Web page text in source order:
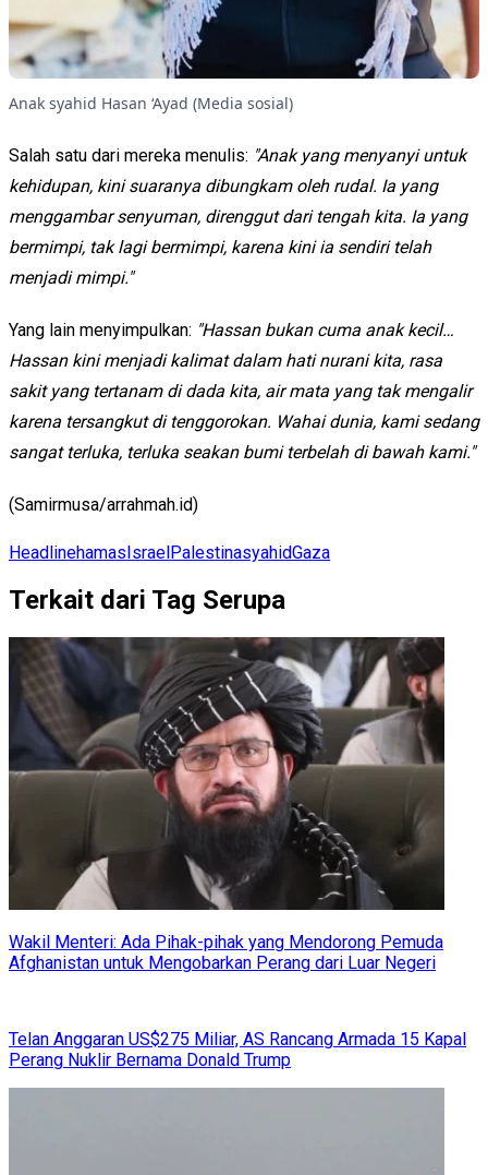
Anak syahid Hasan ‘Ayad (Media sosial)
Salah satu dari mereka menulis: "Anak yang menyanyi untuk
kehidupan, kini suaranya dibungkam oleh rudal. Ia yang
menggambar senyuman, direnggut dari tengah kita. Ia yang
bermimpi, tak lagi bermimpi, karena kini ia sendiri telah
menjadi mimpi."
Yang lain menyimpulkan: "Hassan bukan cuma anak kecil…
Hassan kini menjadi kalimat dalam hati nurani kita, rasa
sakit yang tertanam di dada kita, air mata yang tak mengalir
karena tersangkut di tenggorokan. Wahai dunia, kami sedang
sangat terluka, terluka seakan bumi terbelah di bawah kami."
(Samirmusa/arrahmah.id)
Headlinehamas Israel PalestinasyahidGaza
Terkait dari Tag Serupa
Wakil Menteri: Ada Pihak-pihak yang Mendorong Pemuda
Afghanistan untuk Mengobarkan Perang dari Luar Negeri
Telan Anggaran US$275 Miliar, AS Rancang Armada 15 Kapal
Perang Nuklir Bernama Donald Trump